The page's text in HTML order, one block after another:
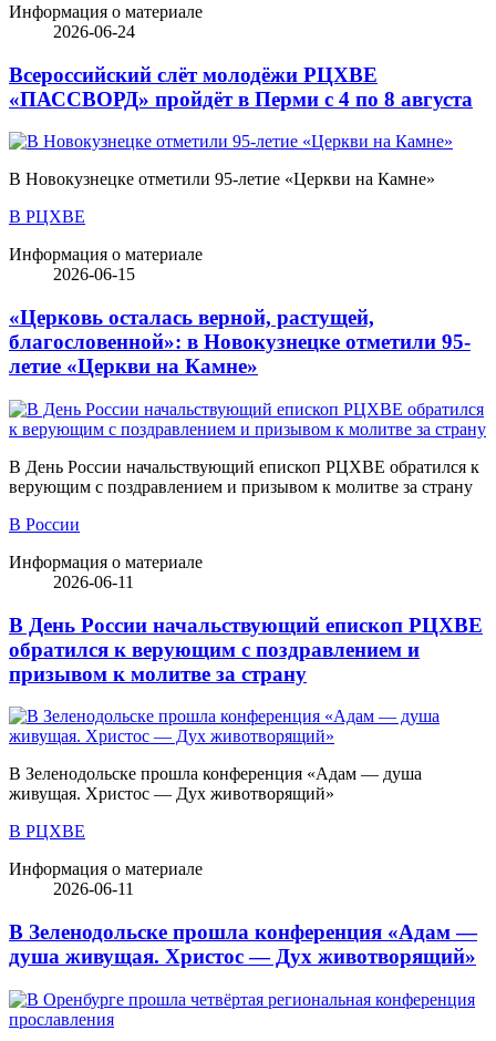
Информация о материале
2026-06-24
Всероссийский слёт молодёжи РЦХВЕ
«ПАССВОРД» пройдёт в Перми с 4 по 8 августа
В Новокузнецке отметили 95-летие «Церкви на Камне»
В РЦХВЕ
Информация о материале
2026-06-15
«Церковь осталась верной, растущей,
благословенной»: в Новокузнецке отметили 95-
летие «Церкви на Камне»
В День России начальствующий епископ РЦХВЕ обратился к
верующим с поздравлением и призывом к молитве за страну
В России
Информация о материале
2026-06-11
В День России начальствующий епископ РЦХВЕ
обратился к верующим с поздравлением и
призывом к молитве за страну
В Зеленодольске прошла конференция «Адам — душа
живущая. Христос — Дух животворящий»
В РЦХВЕ
Информация о материале
2026-06-11
В Зеленодольске прошла конференция «Адам —
душа живущая. Христос — Дух животворящий»